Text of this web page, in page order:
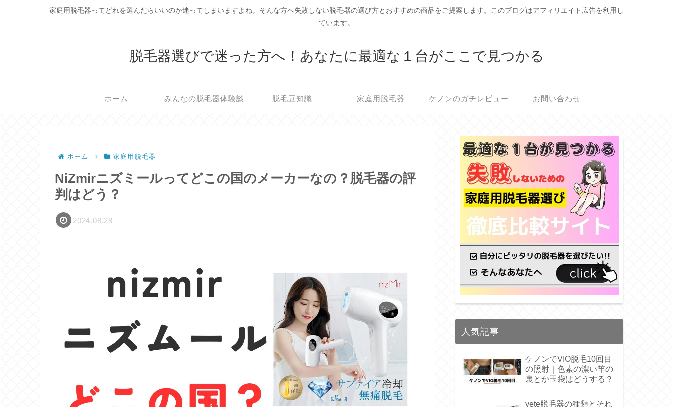
家庭用脱毛器ってどれを選んだらいいのか迷ってしまいますよね。そんな方へ失敗しない脱毛器の選び方とおすすめの商品をご提案します。このブログはアフィリエイト広告を利用し
ています。
脱毛器選びで迷った方へ！あなたに最適な１台がここで見つかる
ホーム みんなの脱毛器体験談 脱毛豆知識 家庭用脱毛器 ケノンのガチレビュー お問い合わせ
ホーム 家庭用脱毛器
NiZmirニズミールってどこの国のメーカーなの？脱毛器の評
判はどう？
2024.08.28
人気記事
ケノンでVIO脱毛10回目
の照射｜色素の濃い竿の
裏とか玉袋はどうする？
yete脱毛器の種類とそれ